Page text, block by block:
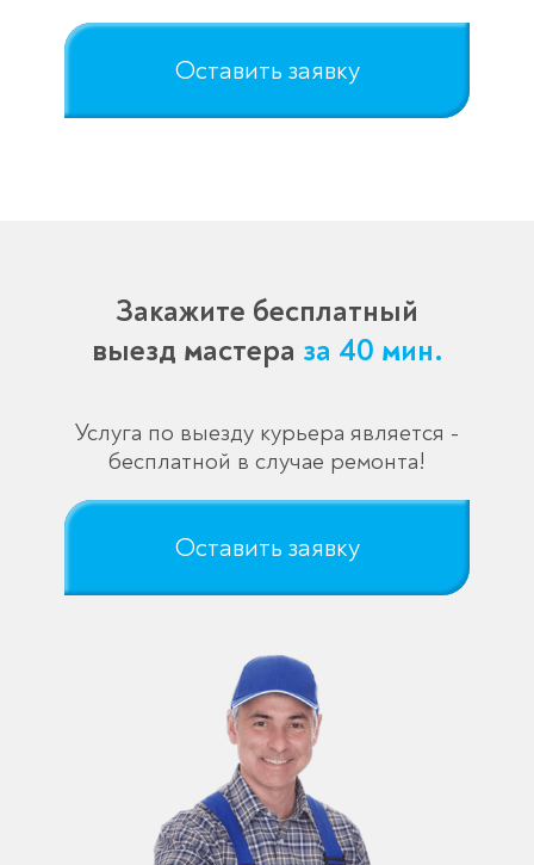
Оставить заявку
Закажите бесплатный
выезд мастера за 40 мин.
Услуга по выезду курьера является -
бесплатной в случае ремонта!
Оставить заявку